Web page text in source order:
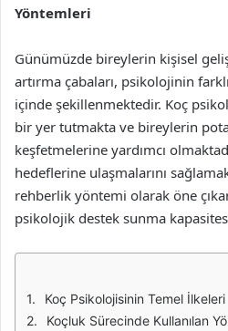
Yöntemleri
Günümüzde bireylerin kişisel
artırma çabaları, psikolojinin
içinde şekillenmektedir. Koç
bir yer tutmakta ve bireylerin
keşfetmelerine yardımcı
hedeflerine ulaşmalarını
rehberlik yöntemi olarak öne
psikolojik destek sunma
Koç Psikolojisinin Temel İlkeleri
Koçluk Sürecinde Kullanılan